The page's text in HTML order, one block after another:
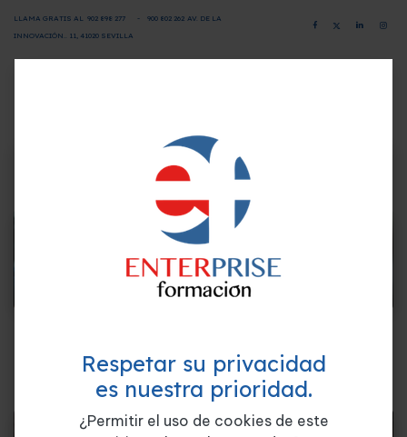
LLAMA GRATIS AL 902 898 277 - 900 802 262 AV. DE LA
INNOVACIÓN.. 11, 41020 SEVILLA
¿Quieres formarte GRATIS y
mejorar tu perfil profesional?
Empieza hoy mismo. Te ayudamos a elegir el
mejor curso para ti.
Respetar su privacidad
es nuestra prioridad.
¿Permitir el uso de cookies de este